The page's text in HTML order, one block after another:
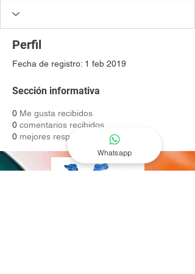
Perfil
Fecha de registro: 1 feb 2019
Sección informativa
0 Me gusta recibidos
0 comentarios recibidos
0 mejores respuestas
Whatsapp